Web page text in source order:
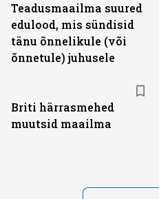
Teadusmaailma suured
edulood, mis sündisid
tänu õnnelikule (või
õnnetule) juhusele
Briti härrasmehed
muutsid maailma